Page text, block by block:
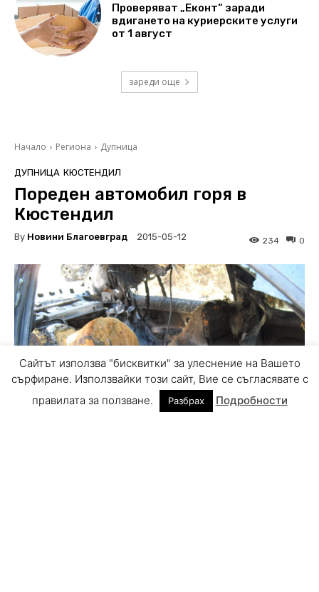
Проверяват „Еконт“ заради
вдигането на куриерските услуги
от 1 август
зареди още
Сайтът използва "бисквитки" за улеснение на Вашето
сърфиране. Използвайки този сайт, Вие се съгласявате с
правилата за ползване.
Разбрах Подробности